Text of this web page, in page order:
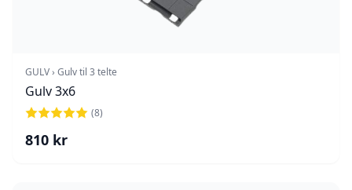
GULV › Gulv til 3 telte
Gulv 3x6
(8)
810 kr